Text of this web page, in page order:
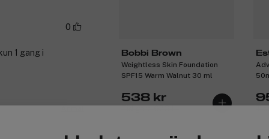
Bobbi Brown
Weightless Skin Foundation
SPF15 Warm Walnut 30 ml
538 kr
0
1 gang i